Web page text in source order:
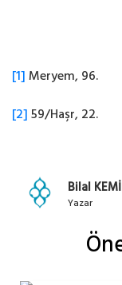
[1] Meryem, 96.
[2] 59/Haşr, 22.
Bilal
Yazar